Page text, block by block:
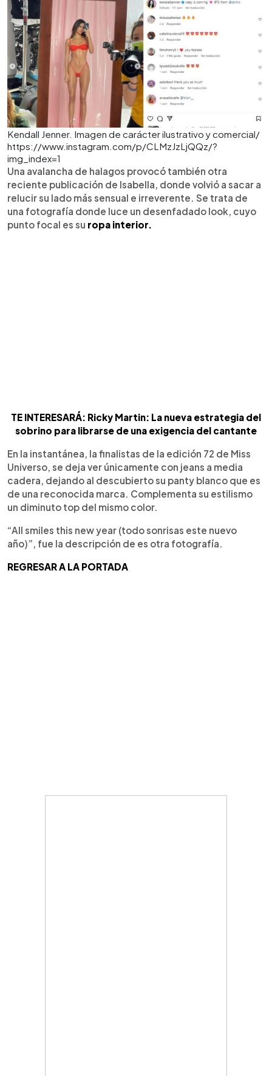
Kendall Jenner. Imagen de carácter ilustrativo y comercial/
https://www.instagram.com/p/CLMzJzLjQQz/?
img_index=1
Una avalancha de halagos provocó también otra
reciente publicación de Isabella, donde volvió a sacar a
relucir su lado más sensual e irreverente. Se trata de
una fotografía donde luce un desenfadado look, cuyo
punto focal es su ropa interior.
TE INTERESARÁ: Ricky Martin: La nueva estrategia del
sobrino para librarse de una exigencia del cantante
En la instantánea, la finalistas de la edición 72 de Miss
Universo, se deja ver únicamente con jeans a media
cadera, dejando al descubierto su panty blanco que es
de una reconocida marca. Complementa su estilismo
un diminuto top del mismo color.
“All smiles this new year (todo sonrisas este nuevo
año)”, fue la descripción de es otra fotografía.
REGRESAR A LA PORTADA